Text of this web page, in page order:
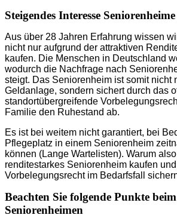
Steigendes Interesse
Aus über 28 Jahren Erfahrung wissen
nicht nur aufgrund der attraktiven
kaufen. Die Menschen in Deutschland
wodurch die Nachfrage nach
steigt. Das Seniorenheim ist somit nicht
Geldanlage, sondern sichert durch das
standortübergreifende
Familie den Ruhestand ab.
Es ist bei weitem nicht garantiert, bei
Pflegeplatz in einem Seniorenheim
können (Lange Wartelisten). Warum
renditestarkes Seniorenheim kaufen
Vorbelegungsrecht im Bedarfsfall
Beachten Sie folgende Punkte
Seniorenheimen